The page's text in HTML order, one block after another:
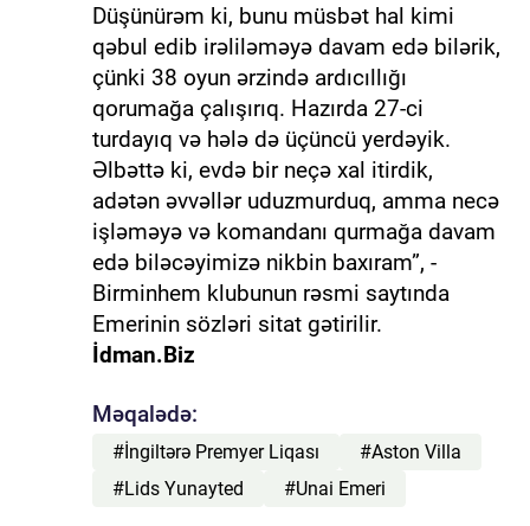
Düşünürəm ki, bunu müsbət hal kimi
qəbul edib irəliləməyə davam edə bilərik,
çünki 38 oyun ərzində ardıcıllığı
qorumağa çalışırıq. Hazırda 27-ci
turdayıq və hələ də üçüncü yerdəyik.
Əlbəttə ki, evdə bir neçə xal itirdik,
adətən əvvəllər uduzmurduq, amma necə
işləməyə və komandanı qurmağa davam
edə biləcəyimizə nikbin baxıram”, -
Birminhem klubunun rəsmi saytında
Emerinin sözləri sitat gətirilir.
İdman.Biz
Məqalədə:
#İngiltərə Premyer Liqası
#Aston Villa
#Lids Yunayted
#Unai Emeri